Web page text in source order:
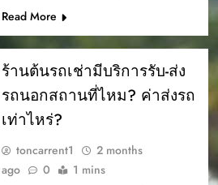
Read More
ร้านต้นรถเช่ามีบริการรับ-ส่ง
รถนอกสถานที่ไหม? ค่าส่งรถ
เท่าไหร่?
toncarrent1
2 months
ago
0 1 mins